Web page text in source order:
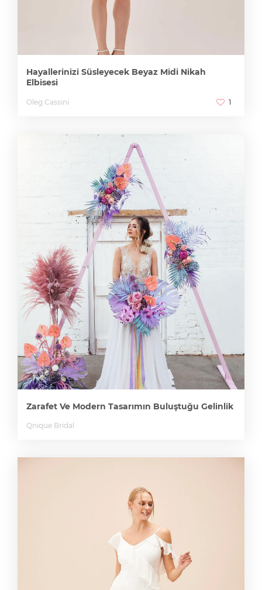
Hayallerinizi Süsleyecek Beyaz Midi Nikah
Elbisesi
Oleg Cassini 1
Zarafet Ve Modern Tasarımın Buluştuğu Gelinlik
Qnique Bridal